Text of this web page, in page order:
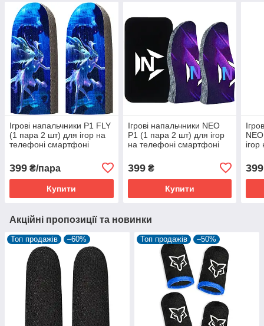
Ігрові напальчники P1 FLY
(1 пара 2 шт) для ігор на
телефоні смартфоні
pubg
399 ₴/пара
Купити
Ігрові напальчники NEO
P1 (1 пара 2 шт) для ігор
на телефоні смартфоні
pubg + бокс
399₴
Купити
399
Акційні пропозиції та новинки
Топ продажів –60% Топ продажів –50%